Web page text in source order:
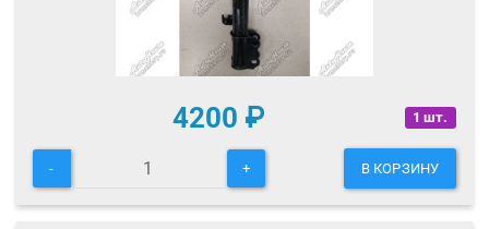
1 шт.
4200 ₽
- + В КОРЗИНУ